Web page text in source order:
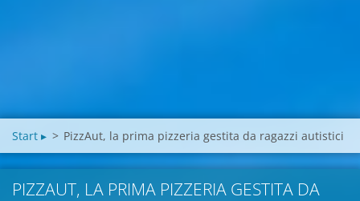
Start ▸ > PizzAut, la prima pizzeria gestita da ragazzi autistici
PIZZAUT, LA PRIMA PIZZERIA GESTITA DA